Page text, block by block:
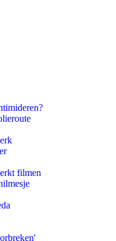
filmen